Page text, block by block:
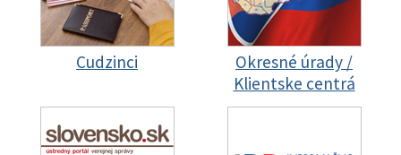
Cudzinci
Okresné úrady /
Klientske centrá